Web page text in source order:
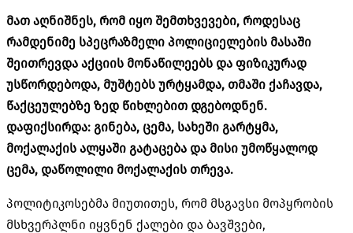
მათ აღნიშნეს, რომ იყო შემთხვევები, როდესაც
რამდენიმე სპეცრაზმელი პოლიციელების მასაში
შეითრევდა აქციის მონაწილეებს და ფიზიკურად
უსწორდებოდა, მუშტებს ურტყამდა, თმაში ქაჩავდა,
წაქცეულებზე ზედ წიხლებით დგებოდნენ.
დაფიქსირდა: გინება, ცემა, სახეში გარტყმა,
მოქალაქის ალყაში გატაცება და მისი უმოწყალოდ
ცემა, დაწოლილი მოქალაქის თრევა.
პოლიტიკოსებმა მიუთითეს, რომ მსგავსი მოპყრობის
მსხვერპლნი იყვნენ ქალები და ბავშვები,